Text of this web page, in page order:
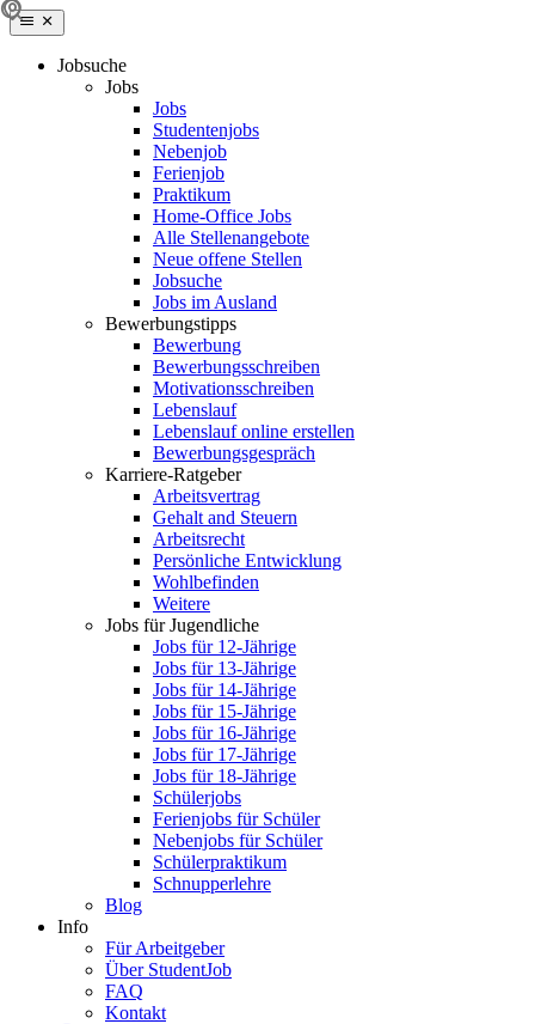
Jobsuche
Jobs
Jobs
Studentenjobs
Nebenjob
Ferienjob
Praktikum
Home-Office Jobs
Alle Stellenangebote
Neue offene Stellen
Jobsuche
Jobs im Ausland
Bewerbungstipps
Bewerbung
Bewerbungsschreiben
Motivationsschreiben
Lebenslauf
Lebenslauf online erstellen
Bewerbungsgespräch
Karriere-Ratgeber
Arbeitsvertrag
Gehalt and Steuern
Arbeitsrecht
Persönliche Entwicklung
Wohlbefinden
Weitere
Jobs für Jugendliche
Jobs für 12-Jährige
Jobs für 13-Jährige
Jobs für 14-Jährige
Jobs für 15-Jährige
Jobs für 16-Jährige
Jobs für 17-Jährige
Jobs für 18-Jährige
Schülerjobs
Ferienjobs für Schüler
Nebenjobs für Schüler
Schülerpraktikum
Schnupperlehre
Blog
Info
Für Arbeitgeber
Über StudentJob
FAQ
Kontakt